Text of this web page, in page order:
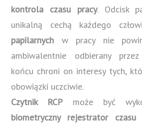
kontrola czasu pracy. Odcisk
unikalną cechą każdego
papilarnych w pracy nie
ambiwalentnie odbierany
końcu chroni on interesy tych,
obowiązki uczciwie.
Czytnik RCP może być
biometryczny rejestrator czasu